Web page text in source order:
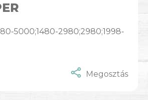
5000;1480-2980;2980;1998-
Megosztás